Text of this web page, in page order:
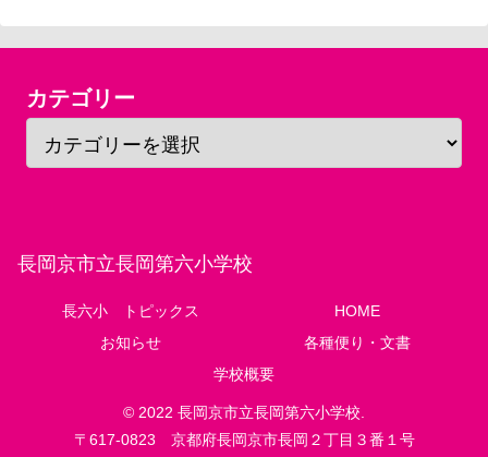
カテゴリー
長岡京市立長岡第六小学校
長六小 トピックス
HOME
お知らせ
各種便り・文書
学校概要
© 2022 長岡京市立長岡第六小学校.
〒617-0823 京都府長岡京市長岡２丁目３番１号